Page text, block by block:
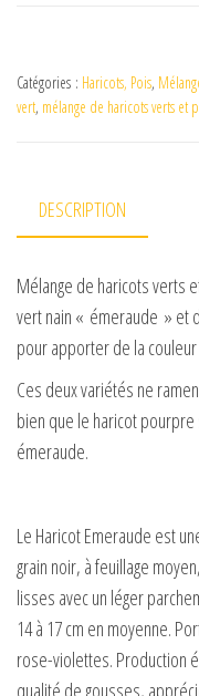
Catégories : Haricots, Pois,
vert, mélange de haricots verts et
DESCRIPTION
Mélange de haricots verts
vert nain « émeraude » et
pour apporter de la
Ces deux variétés ne
bien que le haricot
émeraude.
Le Haricot Emeraude est
grain noir, à feuillage
lisses avec un léger
14 à 17 cm en moyenne.
rose-violettes. Production
qualité de gousses,